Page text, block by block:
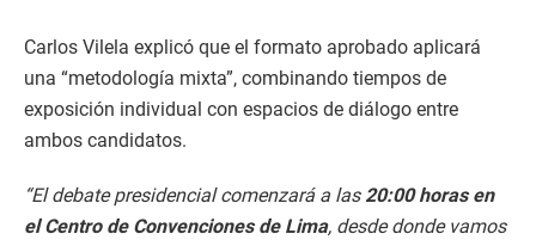
Carlos Vilela explicó que el formato aprobado aplicará
una “metodología mixta”, combinando tiempos de
exposición individual con espacios de diálogo entre
ambos candidatos.
“El debate presidencial comenzará a las 20:00 horas en
el Centro de Convenciones de Lima, desde donde vamos